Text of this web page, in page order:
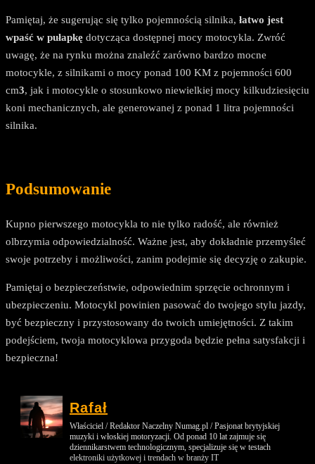
Pamiętaj, że sugerując się tylko pojemnością silnika, łatwo jest
wpaść w pułapkę dotycząca dostępnej mocy motocykla. Zwróć
uwagę, że na rynku można znaleźć zarówno bardzo mocne
motocykle, z silnikami o mocy ponad 100 KM z pojemności 600
cm3, jak i motocykle o stosunkowo niewielkiej mocy kilkudziesięciu
koni mechanicznych, ale generowanej z ponad 1 litra pojemności
silnika.
Podsumowanie
Kupno pierwszego motocykla to nie tylko radość, ale również
olbrzymia odpowiedzialność. Ważne jest, aby dokładnie przemyśleć
swoje potrzeby i możliwości, zanim podejmie się decyzję o zakupie.
Pamiętaj o bezpieczeństwie, odpowiednim sprzęcie ochronnym i
ubezpieczeniu. Motocykl powinien pasować do twojego stylu jazdy,
być bezpieczny i przystosowany do twoich umiejętności. Z takim
podejściem, twoja motocyklowa przygoda będzie pełna satysfakcji i
bezpieczna!
Rafał
Właściciel / Redaktor Naczelny Numag.pl / Pasjonat brytyjskiej
muzyki i włoskiej motoryzacji. Od ponad 10 lat zajmuje się
dziennikarstwem technologicznym, specjalizuje się w testach
elektroniki użytkowej i trendach w branży IT